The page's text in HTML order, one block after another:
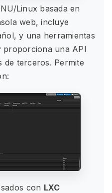
Linux basada en
web, incluye
y una herramientas
proporciona una API
de terceros. Permite
con LXC